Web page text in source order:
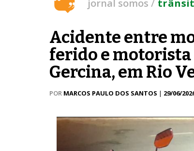
jornal somos
Acidente entre
ferido e motorista
Gercina, em Rio
POR MARCOS PAULO DOS SANTOS | 29/06/